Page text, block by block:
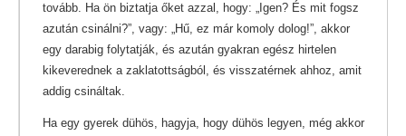
tovább. Ha ön biztatja őket azzal, hogy: „Igen? És mit fogsz
azután csinálni?”, vagy: „Hű, ez már komoly dolog!”, akkor
egy darabig folytatják, és azután gyakran egész hirtelen
kikeverednek a zaklatottságból, és visszatérnek ahhoz, amit
addig csináltak.
Ha egy gyerek dühös, hagyja, hogy dühös legyen, még akkor